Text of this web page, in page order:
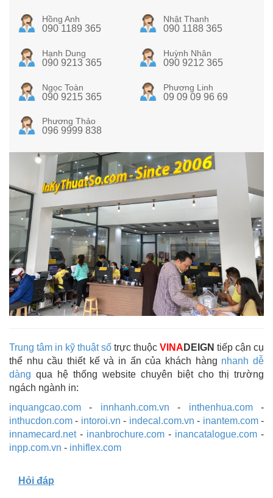
Hồng Anh
090 1189 365
Nhật Thanh
090 1188 365
Hạnh Dung
090 9213 365
Huỳnh Nhân
090 9212 365
Ngọc Toàn
090 9215 365
Phương Linh
09 09 09 96 69
Phương Thảo
096 9999 838
Trung tâm in kỹ thuật số trực thuộc VINA DEIGN tiếp cận cụ
thể nhu cầu thiết kế và in ấn của khách hàng nhanh dễ
dàng qua hệ thống website chuyên biệt cho thị trường
ngách ngành in:
inquangcao.com - innhanh.com.vn - inthenhua.com-
inthucdon.com - intoroi.vn - indecal.com.vn - inantem.com-
innamecard.net- inanbrochure.com - inancatalogue.com -
inpp.com.vn - inhiflex.com
Hỏi đáp